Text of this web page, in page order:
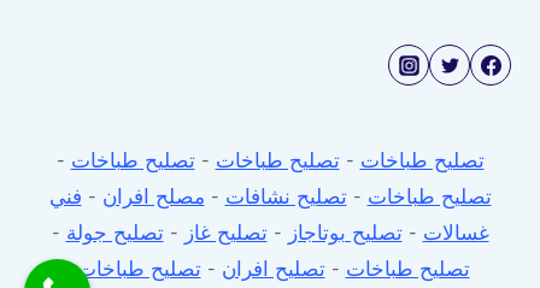
تصليح طباخات -تصليح طباخات -تصليح طباخات -
تصليح طباخات -تصليح نشافات - مصلح افران - فني
غسالات -تصليح بوتاجاز -تصليح غاز -تصليح جولة -
تصليح طباخات -تصليح افران -تصليح طباخات